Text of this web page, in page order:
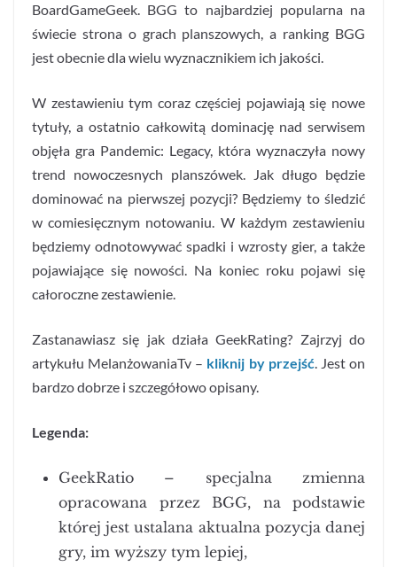
BoardGameGeek. BGG to najbardziej popularna na
świecie strona o grach planszowych, a ranking BGG
jest obecnie dla wielu wyznacznikiem ich jakości.
W zestawieniu tym coraz częściej pojawiają się nowe
tytuły, a ostatnio całkowitą dominację nad serwisem
objęła gra Pandemic: Legacy, która wyznaczyła nowy
trend nowoczesnych planszówek. Jak długo będzie
dominować na pierwszej pozycji? Będziemy to śledzić
w comiesięcznym notowaniu. W każdym zestawieniu
będziemy odnotowywać spadki i wzrosty gier, a także
pojawiające się nowości. Na koniec roku pojawi się
całoroczne zestawienie.
Zastanawiasz się jak działa GeekRating? Zajrzyj do
artykułu MelanżowaniaTv – kliknij by przejść. Jest on
bardzo dobrze i szczegółowo opisany.
Legenda:
GeekRatio – specjalna zmienna
opracowana przez BGG, na podstawie
której jest ustalana aktualna pozycja danej
gry, im wyższy tym lepiej,